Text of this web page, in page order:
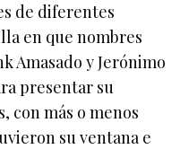
de diferentes
en que nombres
Amasado y Jerónimo
presentar su
con más o menos
su ventana e